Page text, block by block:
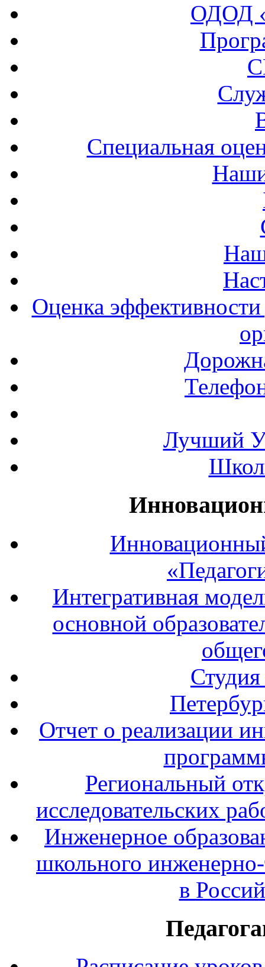
ОДОД
Специальная
Оценка эффективности
Лучший
Интегративная
основной
Отчет о реализации
Региональный
исследовательских
Инженерное
школьного инженерно-
в